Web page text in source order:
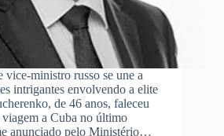
vice-ministro russo se une a
intrigantes envolvendo a elite
de 46 anos, faleceu
viagem a Cuba no último
anunciado pelo Ministério…